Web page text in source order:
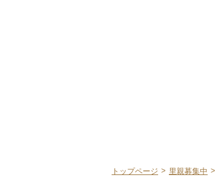
トップページ > 里親募集中 >